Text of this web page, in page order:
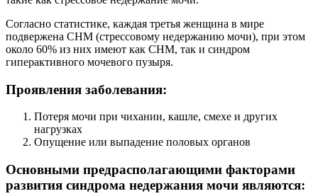
Согласно статистике, каждая третья женщина в мире
подвержена СНМ (стрессовому недержанию мочи), при этом
около 60% из них имеют как СНМ, так и синдром
гиперактивного мочевого пузыря.
Проявления заболевания:
Потеря мочи при чихании, кашле, смехе и других
нагрузках
Опущение или выпадение половых органов
Основными предрасполагающими факторами
развития синдрома недержания мочи являются: